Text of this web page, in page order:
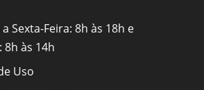
Sexta-Feira: 8h às 18h e
8h às 14h
Uso